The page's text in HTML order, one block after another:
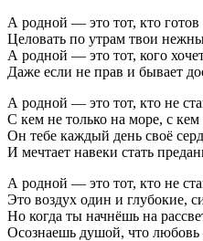
А родной — это тот, кто готов
Целовать по утрам твои
А родной — это тот, кого
Даже если не прав и бывает
А родной — это тот, кто не
С кем не только на море, с
Он тебе каждый день своё
И мечтает навеки стать
А родной — это тот, кто не
Это воздух один и глубокие,
Но когда ты начнёшь на
Осознаешь душой, что